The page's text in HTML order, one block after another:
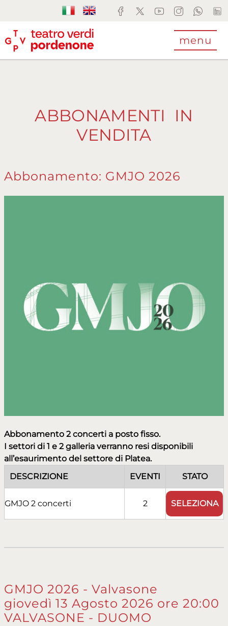
menu
ABBONAMENTI IN
VENDITA
Abbonamento: GMJO 2026
Abbonamento 2 concerti a posto fisso.
I settori di 1 e 2 galleria verranno resi disponibili
all’esaurimento del settore di Platea.
DESCRIZIONE
EVENTI STATO
GMJO 2 concerti 2 SELEZIONA
GMJO 2026 - Valvasone
giovedì 13 Agosto 2026 ore 20:00
VALVASONE - DUOMO